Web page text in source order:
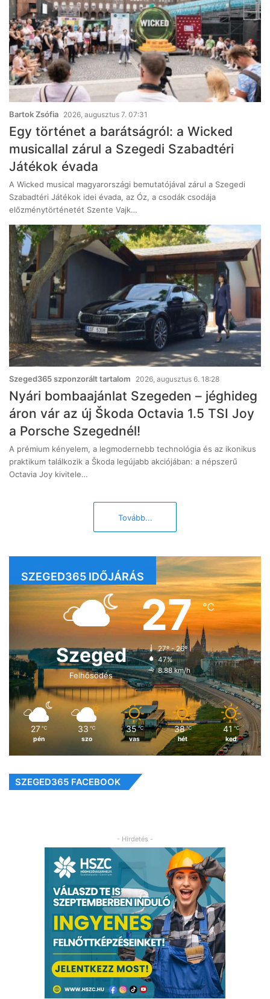
Bartok Zsófia 2026, augusztus 7. 07:31
Egy történet a barátságról: a Wicked
musicallal zárul a Szegedi Szabadtéri
Játékok évada
A Wicked musical magyarországi bemutatójával zárul a Szegedi
Szabadtéri Játékok idei évada, az Óz, a csodák csodája
előzménytörténetét Szente Vajk…
Szeged365 szponzorált tartalom 2026, augusztus 6. 18:28
Nyári bombaajánlat Szegeden – jéghideg
áron vár az új Škoda Octavia 1.5 TSI Joy
a Porsche Szegednél!
A prémium kényelem, a legmodernebb technológia és az ikonikus
praktikum találkozik a Škoda legújabb akciójában: a népszerű
Octavia Joy kivitele…
Tovább...
SZEGED365 IDŐJÁRÁS
Szeged
Felhősödés
27℃
27º - 26º
47%
8.88 km/h
27 ℃
pén
33 ℃
szo
35 ℃
vas
38 ℃
hét
41 ℃
ked
SZEGED365 FACEBOOK
- Hirdetés -